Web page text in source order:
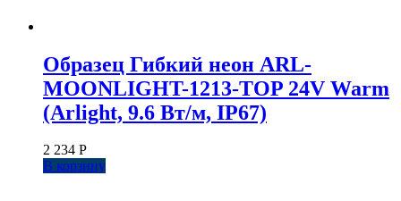
Образец Гибкий неон ARL-
MOONLIGHT-1213-TOP 24V Warm
(Arlight, 9.6 Вт/м, IP67)
2 234 Р
В корзину